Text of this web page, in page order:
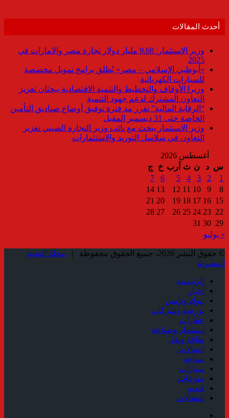
أحدث المقالات
وزير الاستثمار: 9.68 مليار دولار تجارة مصر والإمارات في
2025
«أبوظبي الإسلامي – مصر» يُطلق برامج تمويل مخصصة
للسيارات الكهربائية
وزيرا الأوقاف والتخطيط والتنمية الاقتصادية يبحثان تعزيز
التعاون المشترك لدعم جهود التنمية
“الرقابة المالية” تقرر مد فترة توفيق أوضاع صناديق التأمين
الخاصة حتى 31 ديسمبر المقبل
وزير الاستثمار يبحث مع نائب وزير التجارة الصيني تعزيز
التعاون في سلاسل التوريد والاستثمارات
أغسطس 2026
س د ن ث أرب خ
ج
1
2
3
4
5
6
7
8
9
10
11
12
13
14
15
16
17
18
19
20
21
22
23
24
25
26
27
28
29
30
31
« يوليو
© حقوق النشر 2026، جميع الحقوق محفوظة |
مجلة النخبة
المصرية
الرئيسية
أخبار
بنوك وتأمين
بورصة وشركات
عقارات
استثمار وصناعة
طاقة ونقل
إتصالات
سياحة
سيارات
منوعات
فيديو
المقالات